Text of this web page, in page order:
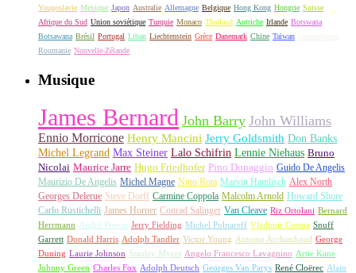
Yougoslavie Mexique Japon Australie Allemagne Belgique Hong Kong Hongrie Suisse
Afrique du Sud Union soviétique Turquie Monaco Thaïland Autriche Irlande Botswana
Botsawana Brésil Portugal Liban Liechtenstein Grèce Danemark Chine Taïwan
Roumanie Nouvelle-Zélande
Musique
James Bernard John Barry John Williams
Ennio Morricone Henry Mancini Jerry Goldsmith Don Banks
Michel Legrand Max Steiner Lalo Schifrin Lennie Niehaus Bruno
Nicolai Maurice Jarre Hugo Friedhofer Pino Donaggio Guido De Angelis
Maurizio De Angelis Michel Magne Nino Rota Marvin Hamlisch Alex North
Georges Delerue Steve Dorff Carmine Coppola Malcolm Arnold Howard Shore
Carlo Rustichelli James Horner Conrad Salinger Van Cleave Riz Ortolani Bernard
Herrmann André Previn Jerry Fielding Michel Polnareff Vladimir Cosma Snuff
Garrett Donald Harris Adolph Tandler Victor Young Antoine Archimbaud George
Duning Laurie Johnson Stanley Myers Angelo Francesco Lavagnino Artie Kane
Johnny Green Charles Fox Adolph Deutsch Georges Van Parys René Cloërec Alain